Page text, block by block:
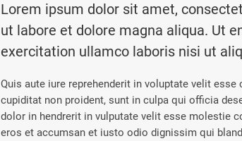
Lorem ipsum dolor sit amet,
ut labore et dolore magna aliqua. Ut
exercitation ullamco laboris nisi ut
Quis aute iure reprehenderit in voluptate velit
cupiditat non proident, sunt in culpa qui officia
dolor in hendrerit in vulputate velit esse molestie
eros et accumsan et iusto odio dignissim qui